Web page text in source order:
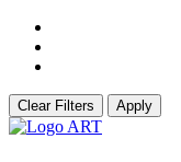
Clear Filters Apply